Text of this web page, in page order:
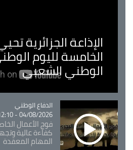
الإذاعة الجزائرية
الخامسة لليوم
الوطني الشعبي
Catégorie
الدفاع الوطني
04/08/2026 - 12:10
فوج الأعمال
كفاءة عالية
المهام المعقدة